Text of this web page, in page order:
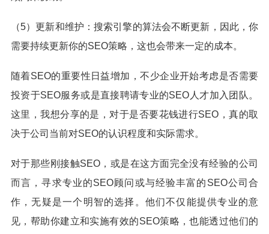
（5）更新和维护：搜索引擎的算法会不断更新，因此，你
需要持续更新你的SEO策略，这也会带来一定的成本。
随着SEO的重要性日益增加，不少企业开始考虑是否需要
投资于SEO服务或是直接聘请专业的SEO人才加入团队。
这里，我想分享的是，对于是否要花钱进行SEO，真的取
决于公司当前对SEO的认识程度和实际需求。
对于那些刚接触SEO，或是在这方面完全没有经验的公司
而言，寻求专业的SEO顾问或与经验丰富的SEO公司合
作，无疑是一个明智的选择。他们不仅能提供专业的意
见，帮助你建立和实施有效的SEO策略，也能透过他们的